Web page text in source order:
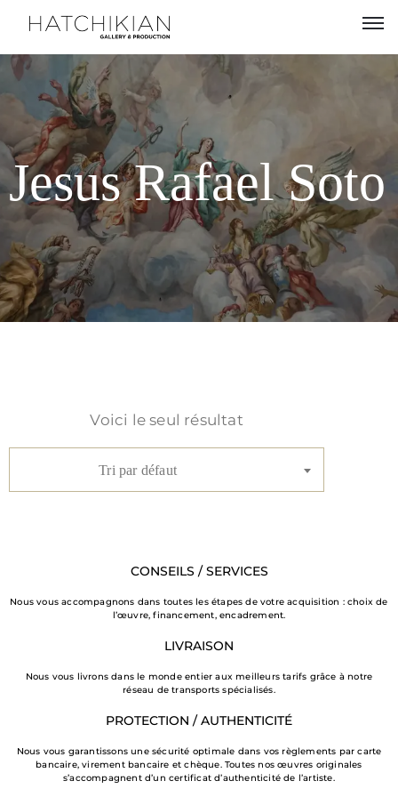
Artistes
Expositions
propos
Visitez
notre
Art
Loft
confidentialité
Jesus Rafael Soto
Voici le seul résultat
Tri par défaut
CONSEILS / SERVICES
Nous vous accompagnons dans toutes les étapes de votre acquisition : choix de
l’œuvre, financement, encadrement.
LIVRAISON
Nous vous livrons dans le monde entier aux meilleurs tarifs grâce à notre
réseau de transports spécialisés.
PROTECTION / AUTHENTICITÉ
Nous vous garantissons une sécurité optimale dans vos règlements par carte
bancaire, virement bancaire et chèque. Toutes nos œuvres originales
s’accompagnent d’un certificat d’authenticité de l’artiste.